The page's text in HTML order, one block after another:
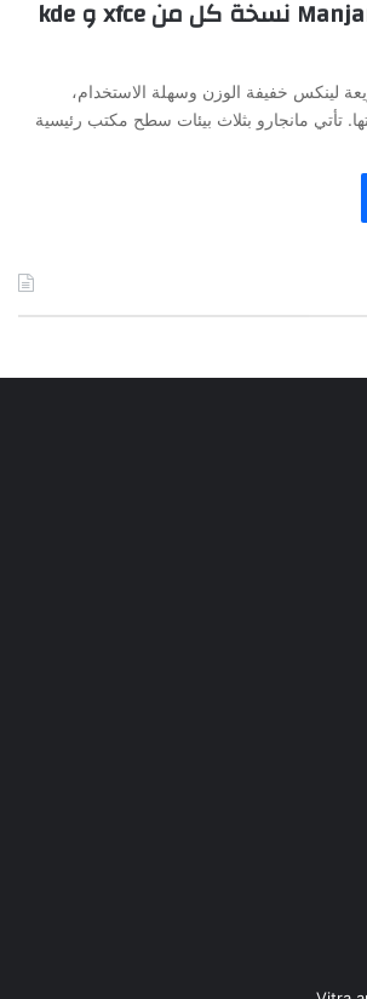
تحميل برنامج Manjaro نسخة كل من xfce و kde
لينكس خفيفة الوزن وسهلة الاستخدام،
تأتي مانجارو بثلاث بيئات سطح مكتب رئيسية